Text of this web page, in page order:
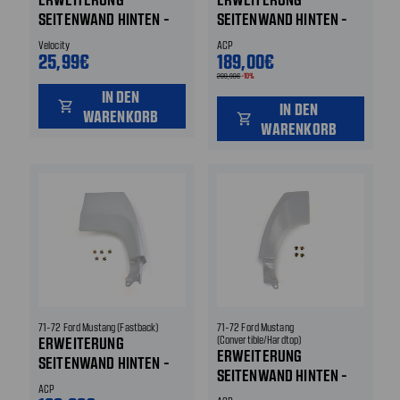
SEITENWAND HINTEN -
MONTAGEMATERIAL
Velocity
25,99€
shopping_cart
IN DEN
WARENKORB
SEITENWAND HINTEN -
LINKS - HOCH
ACP
189,00€
209,99€-10%
shopping_cart
IN DEN
WARENKORB
71-72 Ford Mustang (Fastback)
ERWEITERUNG
SEITENWAND HINTEN -
RECHTS - HOCH
ACP
71-72 Ford Mustang
(Convertible/Hardtop)
ERWEITERUNG
SEITENWAND HINTEN -
LINKS